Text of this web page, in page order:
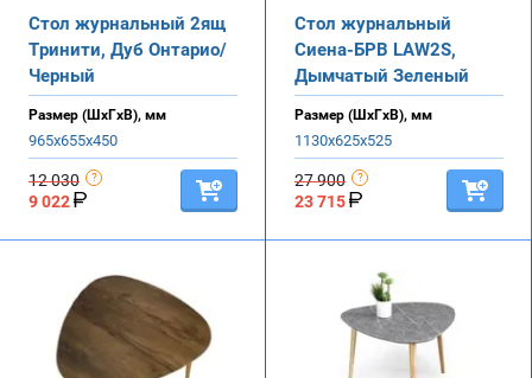
Стол журнальный 2ящ
Тринити, Дуб Онтарио/
Черный
Размер (ШхГхВ), мм
965х655х450
12 030
9 022
Стол журнальный
Сиена-БРВ LAW2S,
Дымчатый Зеленый
Размер (ШхГхВ), мм
1130х625х525
27 900
23 715